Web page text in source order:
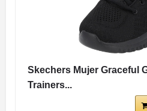
Skechers Mujer Graceful
Trainers...